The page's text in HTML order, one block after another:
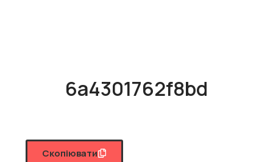
6a4301762f8bd
Скопіювати